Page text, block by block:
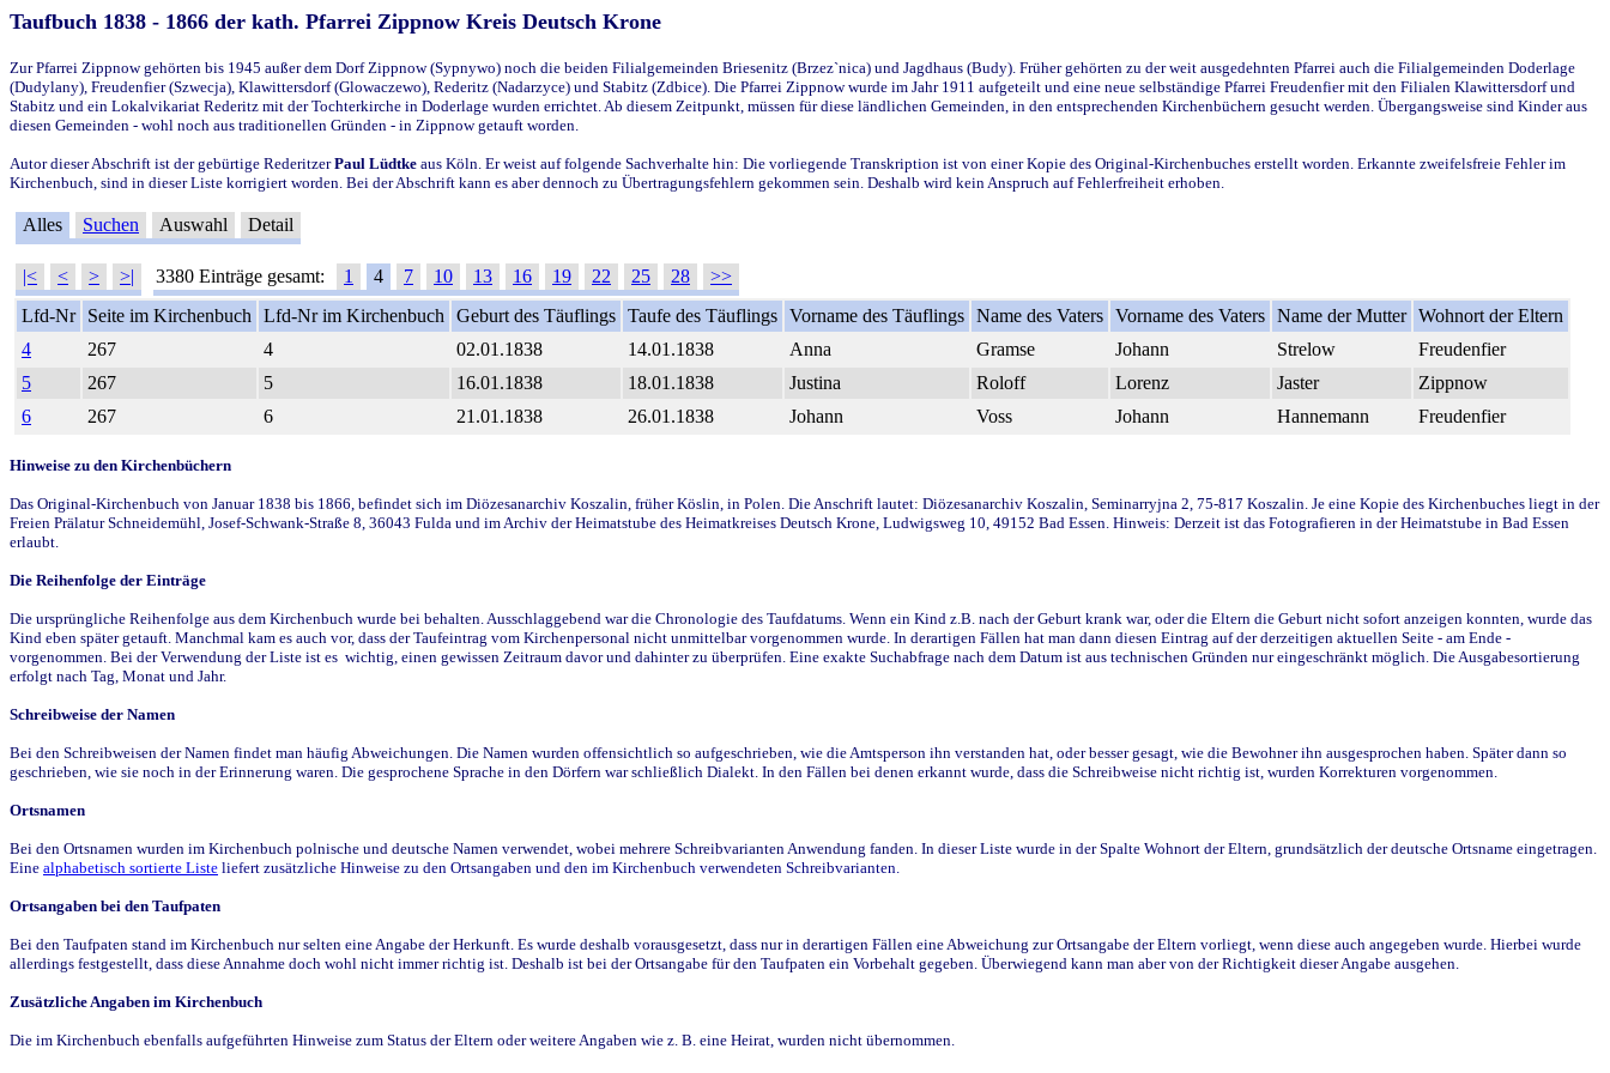
Taufbuch 1838 - 1866 der kath. Pfarrei Zippnow Kreis Deutsch Krone
Zur Pfarrei Zippnow gehörten bis 1945 außer dem Dorf Zippnow (Sypnywo) noch die beiden Filialgemeinden Briesenitz (Brzez`nica) und Jagdhaus (Budy). Früher gehörten zu der weit ausgedehnten Pfarrei auch die Filialgemeinden Doderlage
(Dudylany), Freudenfier (Szwecja), Klawittersdorf (Glowaczewo), Rederitz (Nadarzyce) und Stabitz (Zdbice). Die Pfarrei Zippnow wurde im Jahr 1911 aufgeteilt und eine neue selbständige Pfarrei Freudenfier mit den Filialen Klawittersdorf und
Stabitz und ein Lokalvikariat Rederitz mit der Tochterkirche in Doderlage wurden errichtet. Ab diesem Zeitpunkt, müssen für diese ländlichen Gemeinden, in den entsprechenden Kirchenbüchern gesucht werden. Übergangsweise sind Kinder aus
diesen Gemeinden - wohl noch aus traditionellen Gründen - in Zippnow getauft worden.
Autor dieser Abschrift ist der gebürtige RederitzerPaul Lüdtke aus Köln. Er weist auf folgende Sachverhalte hin: Die vorliegende Transkription ist von einer Kopie des Original-Kirchenbuches erstellt worden. Erkannte zweifelsfreie Fehler im
Kirchenbuch, sind in dieser Liste korrigiert worden. Bei der Abschrift kann es aber dennoch zu Übertragungsfehlern gekommen sein. Deshalb wird kein Anspruch auf Fehlerfreiheit erhoben.
Alles Suchen Auswahl Detail
|< < > >| 3380 Einträge gesamt: 1 4 7 10 13 16 19 22 25 28
>>
Lfd-Nr
Seite im Kirchenbuch Lfd-Nr im Kirchenbuch Geburt des Täuflings Taufe des Täuflings Vorname des Täuflings Name des Vaters Vorname des Vaters Name der Mutter Wohnort der Eltern
4
267 4 02.01.1838 14.01.1838 Anna Gramse Johann Strelow
Freudenfier
5
267 5 16.01.1838 18.01.1838 Justina Roloff Lorenz Jaster
Zippnow
6
267 6 21.01.1838 26.01.1838 Johann Voss Johann Hannemann Freudenfier
Hinweise zu den Kirchenbüchern
Das Original-Kirchenbuch von Januar 1838 bis 1866, befindet sich im Diözesanarchiv Koszalin, früher Köslin, in Polen. Die Anschrift lautet: Diözesanarchiv Koszalin, Seminarryjna 2, 75-817 Koszalin. Je eine Kopie des Kirchenbuches liegt in der
Freien Prälatur Schneidemühl, Josef-Schwank-Straße 8, 36043 Fulda und im Archiv der Heimatstube des Heimatkreises Deutsch Krone, Ludwigsweg 10, 49152 Bad Essen. Hinweis: Derzeit ist das Fotografieren in der Heimatstube in Bad Essen
erlaubt.
Die Reihenfolge der Einträge
Die ursprüngliche Reihenfolge aus dem Kirchenbuch wurde bei behalten. Ausschlaggebend war die Chronologie des Taufdatums. Wenn ein Kind z.B. nach der Geburt krank war, oder die Eltern die Geburt nicht sofort anzeigen konnten, wurde das
Kind eben später getauft. Manchmal kam es auch vor, dass der Taufeintrag vom Kirchenpersonal nicht unmittelbar vorgenommen wurde. In derartigen Fällen hat man dann diesen Eintrag auf der derzeitigen aktuellen Seite - am Ende -
vorgenommen. Bei der Verwendung der Liste ist es wichtig, einen gewissen Zeitraum davor und dahinter zu überprüfen. Eine exakte Suchabfrage nach dem Datum ist aus technischen Gründen nur eingeschränkt möglich. Die Ausgabesortierung
erfolgt nach Tag, Monat und Jahr.
Schreibweise der Namen
Bei den Schreibweisen der Namen findet man häufig Abweichungen. Die Namen wurden offensichtlich so aufgeschrieben, wie die Amtsperson ihn verstanden hat, oder besser gesagt, wie die Bewohner ihn ausgesprochen haben. Später dann so
geschrieben, wie sie noch in der Erinnerung waren. Die gesprochene Sprache in den Dörfern war schließlich Dialekt. In den Fällen bei denen erkannt wurde, dass die Schreibweise nicht richtig ist, wurden Korrekturen vorgenommen.
Ortsnamen
Bei den Ortsnamen wurden im Kirchenbuch polnische und deutsche Namen verwendet, wobei mehrere Schreibvarianten Anwendung fanden. In dieser Liste wurde in der Spalte Wohnort der Eltern, grundsätzlich der deutsche Ortsname eingetragen.
Eine alphabetisch sortierte Liste liefert zusätzliche Hinweise zu den Ortsangaben und den im Kirchenbuch verwendeten Schreibvarianten.
Ortsangaben bei den Taufpaten
Bei den Taufpaten stand im Kirchenbuch nur selten eine Angabe der Herkunft. Es wurde deshalb vorausgesetzt, dass nur in derartigen Fällen eine Abweichung zur Ortsangabe der Eltern vorliegt, wenn diese auch angegeben wurde. Hierbei wurde
allerdings festgestellt, dass diese Annahme doch wohl nicht immer richtig ist. Deshalb ist bei der Ortsangabe für den Taufpaten ein Vorbehalt gegeben. Überwiegend kann man aber von der Richtigkeit dieser Angabe ausgehen.
Zusätzliche Angaben im Kirchenbuch
Die im Kirchenbuch ebenfalls aufgeführten Hinweise zum Status der Eltern oder weitere Angaben wie z. B. eine Heirat, wurden nicht übernommen.